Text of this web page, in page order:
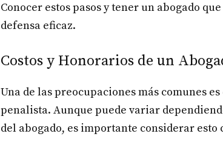
Conocer estos pasos y tener un abogado
defensa eficaz.
Costos y Honorarios de un
Una de las preocupaciones más comunes
penalista. Aunque puede variar
del abogado, es importante considerar